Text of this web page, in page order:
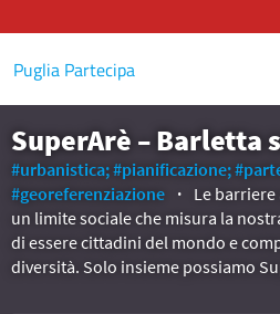
Puglia Partecipa
SuperArè – Barletta
#urbanistica;#pianificazione;
#georeferenziazione
Le
un limite sociale che misura la
di essere cittadini del mondo e
diversità. Solo insieme possiamo